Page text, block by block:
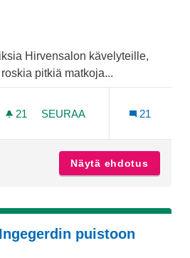
Hirvensalon kävelyteille,
pitkiä matkoja...
21 21 SEURAAJAA
SEURAA
21
Näytä ehdotus
puistoon